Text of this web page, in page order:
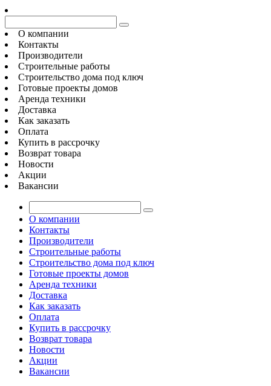
О компании
Контакты
Производители
Строительные работы
Строительство дома под ключ
Готовые проекты домов
Аренда техники
Доставка
Как заказать
Оплата
Купить в рассрочку
Возврат товара
Новости
Акции
Вакансии
О компании
Контакты
Производители
Строительные работы
Строительство дома под ключ
Готовые проекты домов
Аренда техники
Доставка
Как заказать
Оплата
Купить в рассрочку
Возврат товара
Новости
Акции
Вакансии